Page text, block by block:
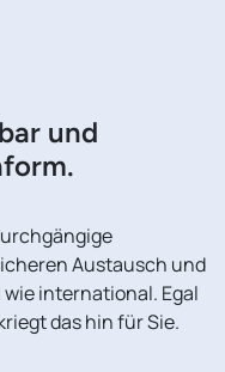
und
Austausch und
international. Egal
das hin für Sie.